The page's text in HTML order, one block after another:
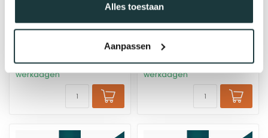
Alles toestaan
Aanpassen
koppeling t-stuk zij
uitgang | Ø60.3 mm
bij jou bezorgd binnen 2-5
werkdagen
koppeling kruisstuk
30-45° verstelbaar |
Ø33.7 mm
€9,50
bij jou bezorgd binnen 2-5
werkdagen